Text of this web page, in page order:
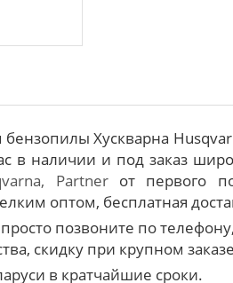
Хускварна
в наличии и под заказ
Partnerот первого
оптом, бесплатная
просто позвоните по
скидку при крупном
в кратчайшие сроки.